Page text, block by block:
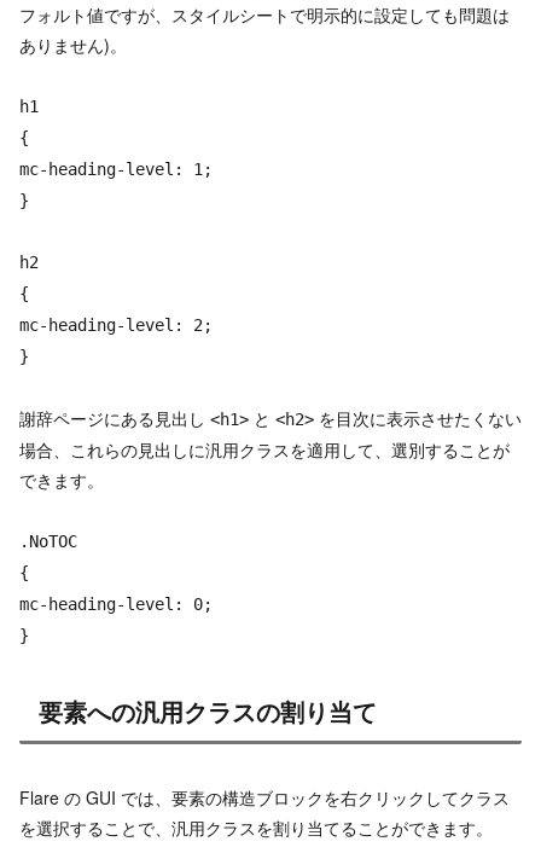
フォルト値ですが、スタイルシートで明示的に設定しても問題は
ありません)。
h1
{
mc-heading-level: 1;
}
h2
{
mc-heading-level: 2;
}
謝辞ページにある見出し <h1> と <h2> を目次に表示させたくない
場合、これらの見出しに汎用クラスを適用して、選別することが
できます。
.NoTOC
{
mc-heading-level: 0;
}
要素への汎用クラスの割り当て
Flare の GUI では、要素の構造ブロックを右クリックしてクラス
を選択することで、汎用クラスを割り当てることができます。